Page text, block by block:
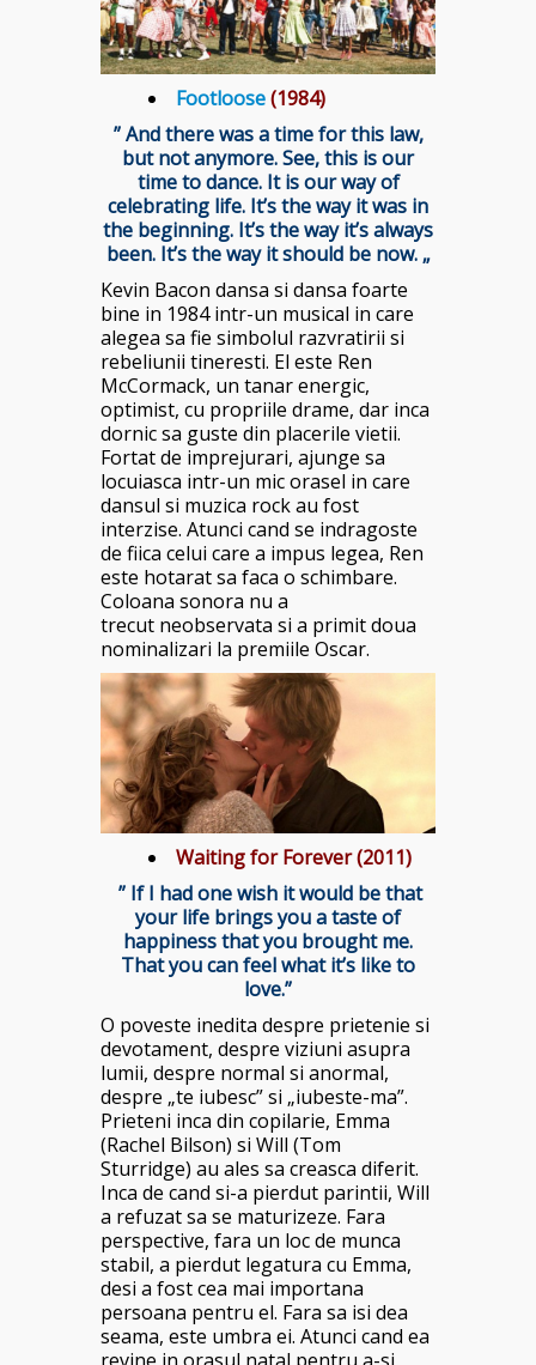
Footloose(1984)
” And there was a time for this law,
but not anymore. See, this is our
time to dance. It is our way of
celebrating life. It’s the way it was in
the beginning. It’s the way it’s always
been. It’s the way it should be now. „
Kevin Bacon dansa si dansa foarte
bine in 1984 intr-un musical in care
alegea sa fie simbolul razvratirii si
rebeliunii tineresti. El este Ren
McCormack, un tanar energic,
optimist, cu propriile drame, dar inca
dornic sa guste din placerile vietii.
Fortat de imprejurari, ajunge sa
locuiasca intr-un mic orasel in care
dansul si muzica rock au fost
interzise. Atunci cand se indragoste
de fiica celui care a impus legea, Ren
este hotarat sa faca o schimbare.
Coloana sonora nu a
trecut neobservata si a primit doua
nominalizari la premiile Oscar.
Waiting for Forever (2011)
” If I had one wish it would be that
your life brings you a taste of
happiness that you brought me.
That you can feel what it’s like to
love.”
O poveste inedita despre prietenie si
devotament, despre viziuni asupra
lumii, despre normal si anormal,
despre „te iubesc” si „iubeste-ma”.
Prieteni inca din copilarie, Emma
(Rachel Bilson) si Will (Tom
Sturridge) au ales sa creasca diferit.
Inca de cand si-a pierdut parintii, Will
a refuzat sa se maturizeze. Fara
perspective, fara un loc de munca
stabil, a pierdut legatura cu Emma,
desi a fost cea mai importana
persoana pentru el. Fara sa isi dea
seama, este umbra ei. Atunci cand ea
revine in orasul natal pentru a-si